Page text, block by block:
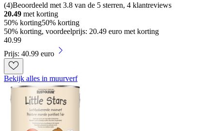
(4)Beoordeeld met 3.8 van de 5 sterren, 4 klantreviews
20.49 met korting
50% korting50% korting
50% korting, voordeelprijs: 20.49 euro met korting
40.99
Prijs: 40.99 euro
Bekijk alles in muurverf